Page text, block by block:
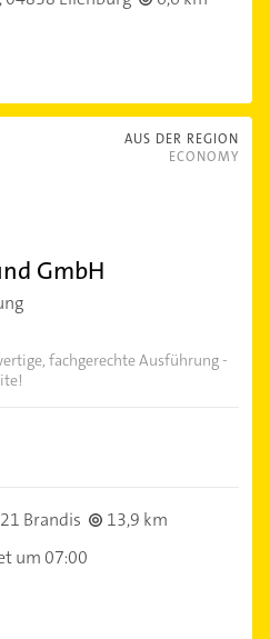
AUS DER REGION
ECONOMY
GmbH
fachgerechte Ausführung -
Brandis
13,9 km
um 07:00